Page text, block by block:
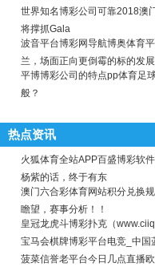
世界知名博彩公司可靠2018澳
将撑抓Gala
波音平台博彩网导航博奥体育
兰，场面正向更倒霉的标的发展
平博博彩公司的特点pp体育足
般？
热点资讯
火狐体育全站APP百盛博彩软
杨紫的话，终于有东
澳门六合彩体育网站积分兑换
瞻望，赛事分析！！
皇冠龙虎斗博彩扑克（
宝马会棋牌博彩平台电竞_中
菠菜信誉老平台今日几点直播